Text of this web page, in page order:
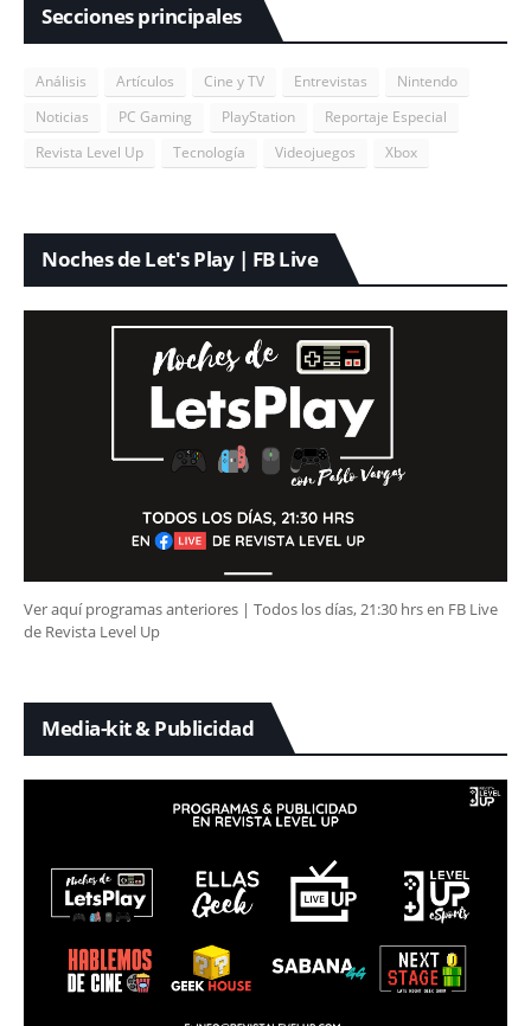
Secciones principales
Análisis Artículos Cine y TV Entrevistas
Nintendo
Noticias
PC Gaming PlayStation
Reportaje Especial
Revista Level Up
Tecnología Videojuegos Xbox
Noches de Let's Play | FB Live
Ver aquí programas anteriores | Todos los días, 21:30 hrs en FB Live
de Revista Level Up
Media-kit & Publicidad